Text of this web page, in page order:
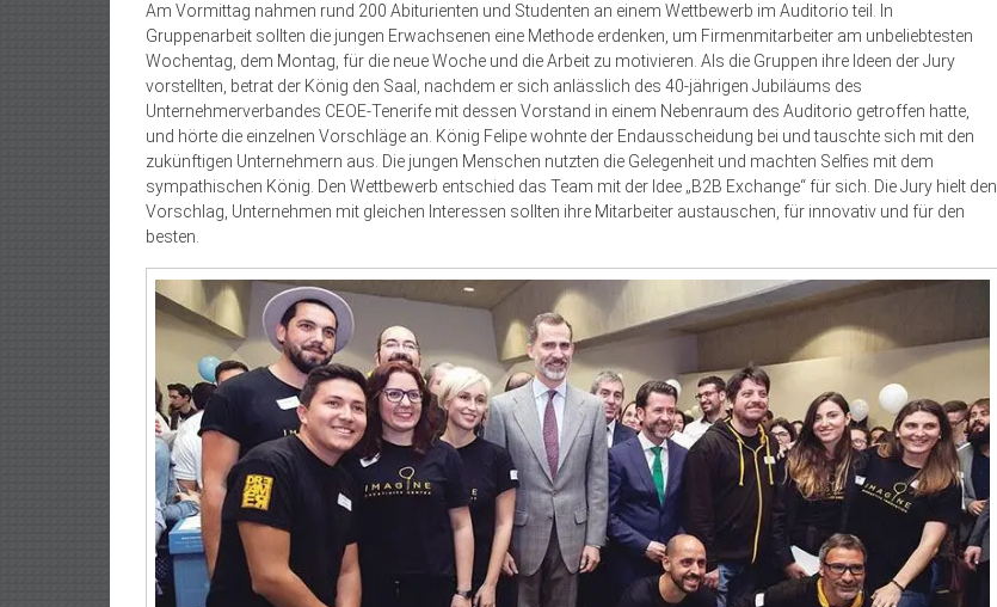
Am Vormittag nahmen rund 200 Abiturienten und Studenten an einem Wettbewerb im Auditorio teil. In
Gruppenarbeit sollten die jungen Erwachsenen eine Methode erdenken, um Firmenmitarbeiter am unbeliebtesten
Wochentag, dem Montag, für die neue Woche und die Arbeit zu motivieren. Als die Gruppen ihre Ideen der Jury
vorstellten, betrat der König den Saal, nachdem er sich anlässlich des 40-jährigen Jubiläums des
Unternehmerverbandes CEOE-Tenerife mit dessen Vorstand in einem Nebenraum des Auditorio getroffen hatte,
und hörte die einzelnen Vorschläge an. König Felipe wohnte der Endausscheidung bei und tauschte sich mit den
zukünftigen Unternehmern aus. Die jungen Menschen nutzten die Gelegenheit und machten Selfies mit dem
sympathischen König. Den Wettbewerb entschied das Team mit der Idee „B2B Exchange“ für sich. Die Jury hielt den
Vorschlag, Unternehmen mit gleichen Interessen sollten ihre Mitarbeiter austauschen, für innovativ und für den
besten.